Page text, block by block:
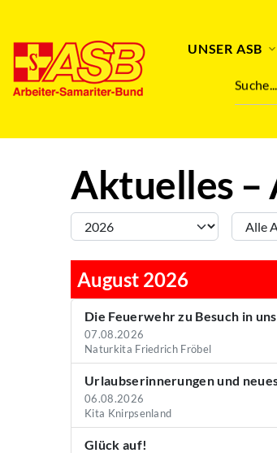
UNSER ASB
Suche...
Aktuelles –
August 2026
Die Feuerwehr zu Besuch in
07.08.2026
Naturkita Friedrich Fröbel
Urlaubserinnerungen und
06.08.2026
Kita Knirpsenland
Glück auf!